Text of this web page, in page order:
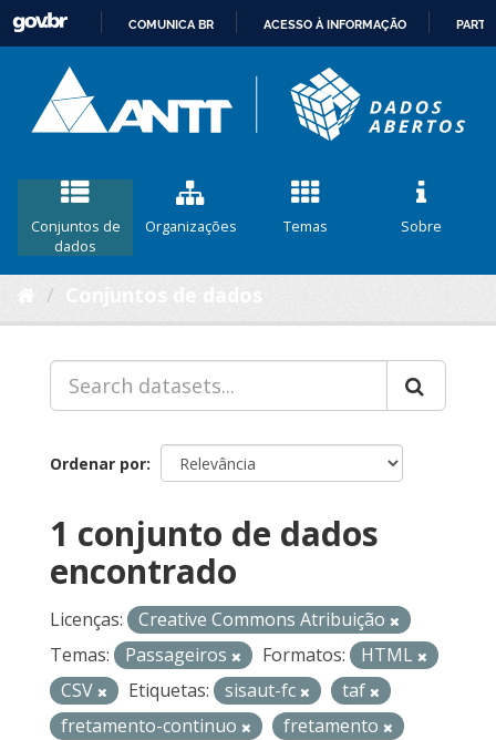
CONTEÚDO
COMUNICA BR ACESSO À INFORMAÇÃO
Conjuntos de
dados
Organizações Temas Sobre
Ordenar por
1 conjunto de dados
encontrado
Licenças:
Creative Commons Atribuição
Temas:
Passageiros Formatos:
HTML
CSV
Etiquetas: sisaut-fc
taf
fretamento-continuo
fretamento